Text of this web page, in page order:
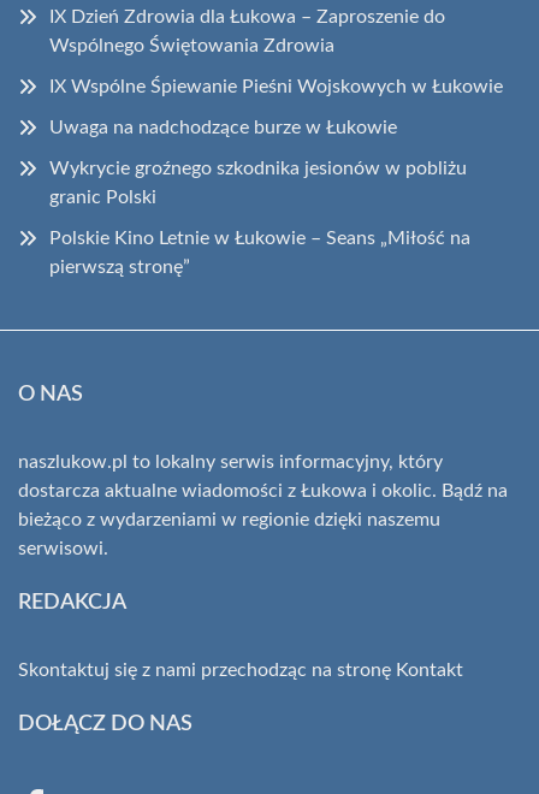
IX Dzień Zdrowia dla Łukowa – Zaproszenie do
Wspólnego Świętowania Zdrowia
IX Wspólne Śpiewanie Pieśni Wojskowych w Łukowie
Uwaga na nadchodzące burze w Łukowie
Wykrycie groźnego szkodnika jesionów w pobliżu
granic Polski
Polskie Kino Letnie w Łukowie – Seans „Miłość na
pierwszą stronę”
O NAS
naszlukow.pl to lokalny serwis informacyjny, który
dostarcza aktualne wiadomości z Łukowa i okolic. Bądź na
bieżąco z wydarzeniami w regionie dzięki naszemu
serwisowi.
REDAKCJA
Skontaktuj się z nami przechodząc na stronę Kontakt
DOŁĄCZ DO NAS